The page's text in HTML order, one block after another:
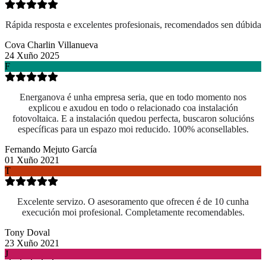
Rápida resposta e excelentes profesionais, recomendados sen dúbida
Cova Charlin Villanueva
24 Xuño 2025
F
Energanova é unha empresa seria, que en todo momento nos
explicou e axudou en todo o relacionado coa instalación
fotovoltaica. E a instalación quedou perfecta, buscaron solucións
específicas para un espazo moi reducido. 100% aconsellables.
Fernando Mejuto García
01 Xuño 2021
T
Excelente servizo. O asesoramento que ofrecen é de 10 cunha
execución moi profesional. Completamente recomendables.
Tony Doval
23 Xuño 2021
J